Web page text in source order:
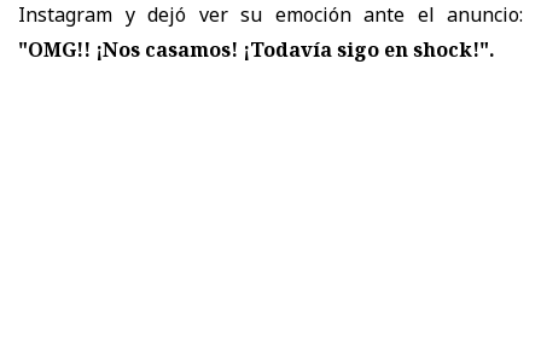
Instagram y dejó ver su emoción ante el anuncio:
"OMG!! ¡Nos casamos! ¡Todavía sigo en shock!".